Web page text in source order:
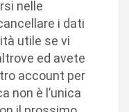
nelle
i dati
utile se vi
ed avete
account per
non è l’unica